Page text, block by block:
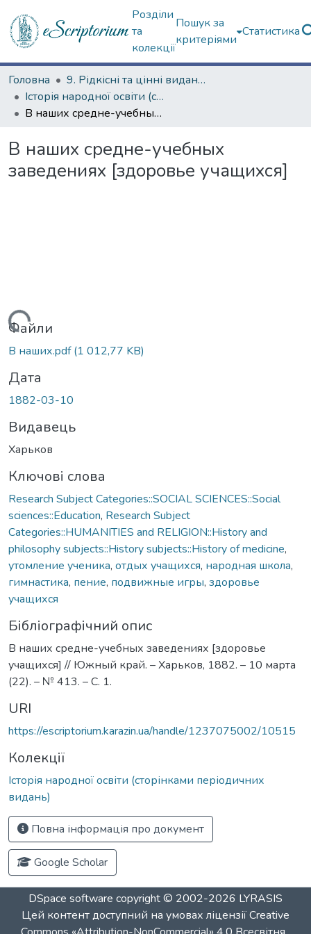
Розділи
та
колекції
Пошук за
критеріями
Статистика
Головна
9. Рідкісні та цінні видання
Історія народної освіти (сторінками періодичних видань)
В наших средне-учебных заведениях [здоровье учащихся]
В наших средне-учебных
заведениях [здоровье учащихся]
Вантажиться...
Файли
В наших.pdf(1 012,77 KB)
Дата
1882-03-10
Видавець
Харьков
Ключові слова
Research Subject Categories::SOCIAL SCIENCES::Social
sciences::Education, Research Subject
Categories::HUMANITIES and RELIGION::History and
philosophy subjects::History subjects::History of medicine,
утомление ученика, отдых учащихся, народная школа,
гимнастика, пение, подвижные игры, здоровье
учащихся
Бібліографічний опис
В наших средне-учебных заведениях [здоровье
учащихся] // Южный край. – Харьков, 1882. – 10 марта
(22). – № 413. – С. 1.
URI
https://escriptorium.karazin.ua/handle/1237075002/10515
Колекції
Історія народної освіти (сторінками періодичних
видань)
Повна інформація про документ
Google Scholar
DSpace software copyright © 2002-2026 LYRASIS
Цей контент доступний на умовах ліцензіїCreative